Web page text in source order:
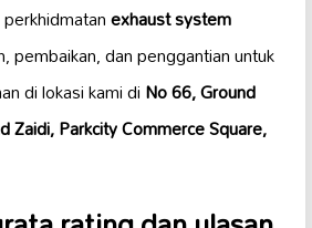
exhaust system
pembaikan, dan penggantian untuk
di lokasi kami diNo 66, Ground
Zaidi, Parkcity Commerce Square,